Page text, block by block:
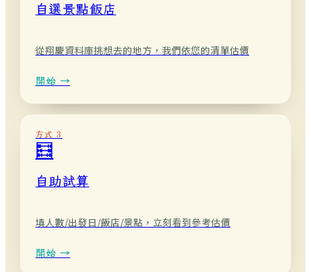
自選景點飯店
從翔慶資料庫挑想去的地方，我們依您的清單估價
開始 →
方式 3
🧮
自助試算
填人數/出發日/飯店/景點，立刻看到參考估價
開始 →